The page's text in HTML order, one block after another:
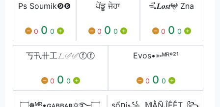
Psㅤ Soumikㅤ❾❻
0 0 0
ਪੇਂਡੂ ਜੇਹਾ
0 0 0
ᯓᯭ𝑳𝒐𝒔𝒕𖤍 Zna
0 0 0
丂卂卄工ㄥ✅✅ⓕⓕ
0 0 0
Evos•➳ᴹᴿ°²¹
0 0 0
۝☸ᴹᴿ•ɢᴀʙʙᴀʀ✡࿐۝ ȿổחį꧁. 𝕄ẰÑĴÊÊŢ. ꧂